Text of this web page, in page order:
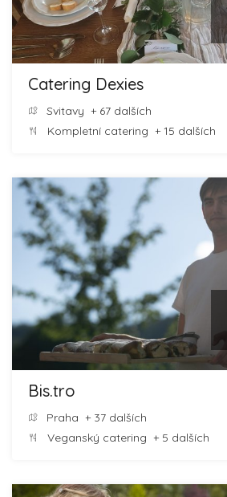
Catering Dexies
Svitavy + 67 dalších
Kompletní catering + 15 dalších
Bis.tro
Praha + 37 dalších
Veganský catering + 5 dalších